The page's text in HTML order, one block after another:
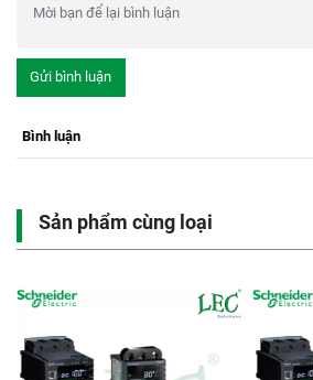
Gửi bình luận
Bình luận
Sản phẩm cùng loại